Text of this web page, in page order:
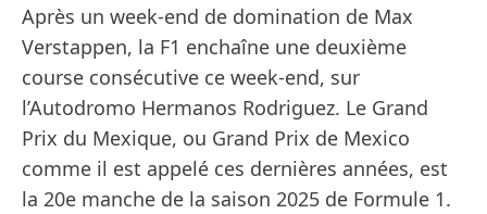
Après un week-end de domination de Max
Verstappen, la F1 enchaîne une deuxième
course consécutive ce week-end, sur
l’Autodromo Hermanos Rodriguez. Le Grand
Prix du Mexique, ou Grand Prix de Mexico
comme il est appelé ces dernières années, est
la 20e manche de la saison 2025 de Formule 1.